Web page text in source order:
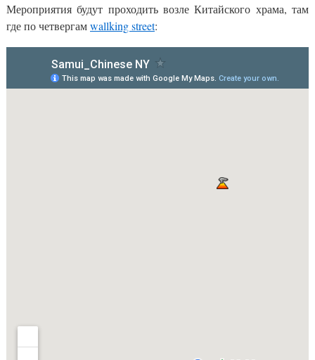
Мероприятия будут проходить возле Китайского храма, там
где по четвергамwallking street: